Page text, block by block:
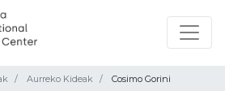
Aurreko Kideak Cosimo Gorini